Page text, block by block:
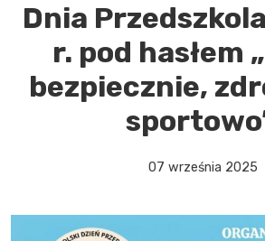
Dnia
r. pod hasłem
bezpiecznie,
07 września 2025